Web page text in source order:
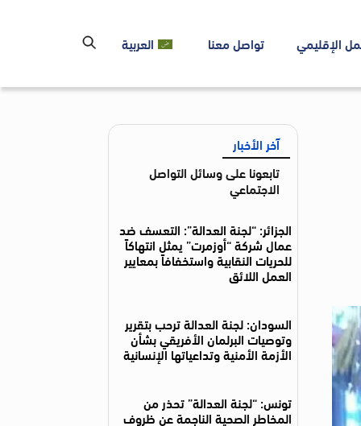
الإقليمي تواصل معنا العربية
آخر الأخبار
تابعونا على وسائل التواصل
الاجتماعي
الجزائر: “لجنة العدالة”: التعسف ضد
عمال شركة “أوزمرت” يمثل انتهاكاً
للحريات النقابية واستخفافاً بمعايير
العمل اللائق
السودان: لجنة العدالة ترحب بتقرير
وتوصيات البرلمان الأفريقي بشأن
الأزمة الأمنية وتداعياتها الإنسانية
تونس: “لجنة العدالة” تحذر من
المخاطر الصحية الناجمة عن ظروف